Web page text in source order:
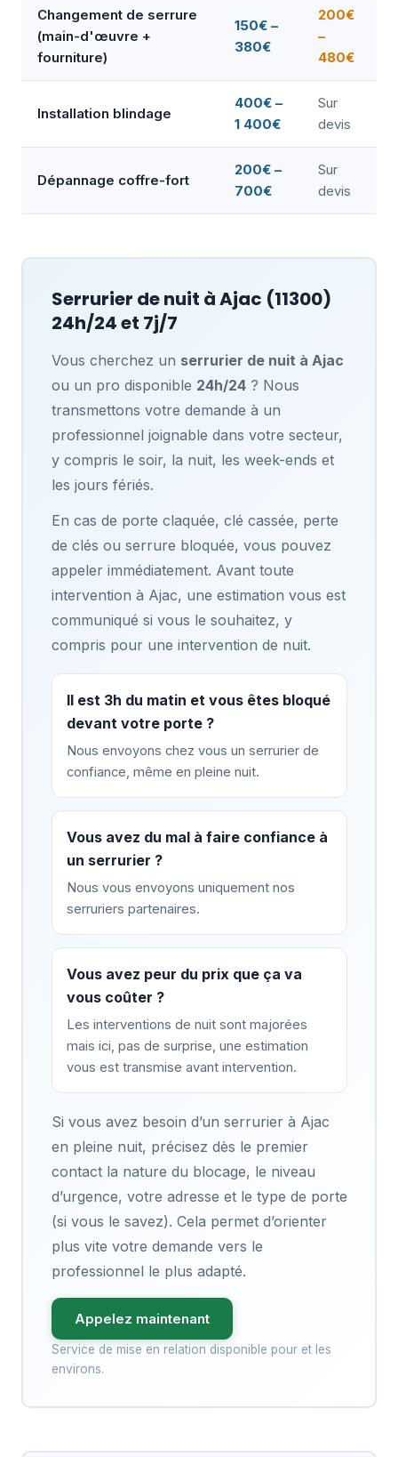
Changement de serrure
(main-d'œuvre +
fourniture)
150€ –
380€
200€
–
480€
Installation blindage
400€ –
1 400€
Sur
devis
Dépannage coffre-fort
200€ –
700€
Sur
devis
Serrurier de nuit àAjac (11300)
24h/24 et 7j/7
Vous cherchez un serrurier de nuit à Ajac
ou un pro disponible 24h/24? Nous
transmettons votre demande à un
professionnel joignable dans votre secteur,
y compris le soir, la nuit, les week-ends et
les jours fériés.
En cas de porte claquée, clé cassée, perte
de clés ou serrure bloquée, vous pouvez
appeler immédiatement. Avant toute
intervention à Ajac, une estimation vous est
communiqué si vous le souhaitez, y
compris pour une intervention de nuit.
Il est 3h du matin et vous êtes bloqué
devant votre porte ?
Nous envoyons chez vous un serrurier de
confiance, même en pleine nuit.
Vous avez du mal à faire confiance à
un serrurier ?
Nous vous envoyons uniquement nos
serruriers partenaires.
Vous avez peur du prix que ça va
vous coûter ?
Les interventions de nuit sont majorées
mais ici, pas de surprise, une estimation
vous est transmise avant intervention.
Si vous avez besoin d’un serrurier à Ajac
en pleine nuit, précisez dès le premier
contact la nature du blocage, le niveau
d’urgence, votre adresse et le type de porte
(si vous le savez). Cela permet d’orienter
plus vite votre demande vers le
professionnel le plus adapté.
Appelez maintenant
Service de mise en relation disponible pour et les
environs.